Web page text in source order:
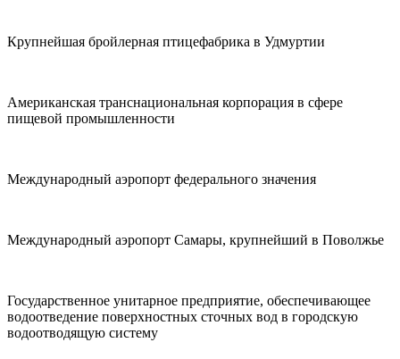
Крупнейшая бройлерная птицефабрика в Удмуртии
Американская транснациональная корпорация в сфере
пищевой промышленности
Международный аэропорт федерального значения
Международный аэропорт Самары, крупнейший в Поволжье
Государственное унитарное предприятие, обеспечивающее
водоотведение поверхностных сточных вод в городскую
водоотводящую систему